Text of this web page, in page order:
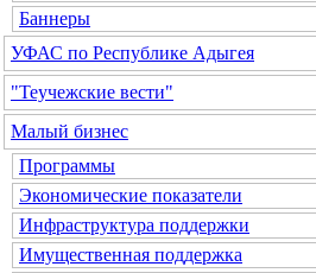
Баннеры
УФАС по Республике Адыгея
"Теучежские вести"
Малый бизнес
Программы
Экономические показатели
Инфраструктура поддержки
Имущественная поддержка